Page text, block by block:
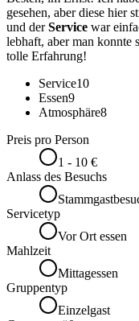
gesehen, aber diese hier
und derService war
lebhaft, aber man konnte
tolle Erfahrung!
Service10
Essen9
Atmosphäre8
Preis pro Person
1 - 10 €
Anlass des Besuchs
Servicetyp
Vor Ort essen
Mahlzeit
Mittagessen
Gruppentyp
Einzelgast